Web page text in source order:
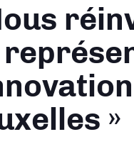
»